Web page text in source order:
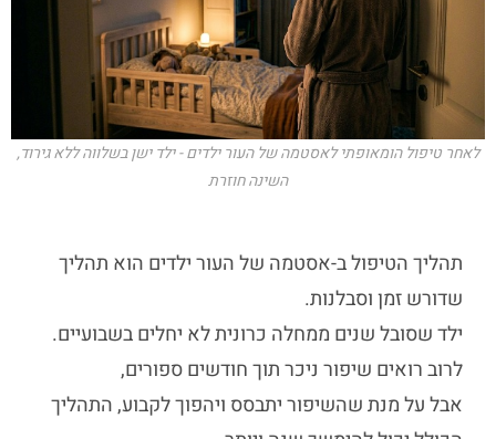
לאחר טיפול הומאופתי לאסטמה של העור ילדים - ילד ישן בשלווה ללא גירוד,
השינה חוזרת
תהליך הטיפול ב-אסטמה של העור ילדים הוא תהליך
שדורש זמן וסבלנות.
ילד שסובל שנים ממחלה כרונית לא יחלים בשבועיים.
לרוב רואים שיפור ניכר תוך חודשים ספורים,
אבל על מנת שהשיפור יתבסס ויהפוך לקבוע, התהליך